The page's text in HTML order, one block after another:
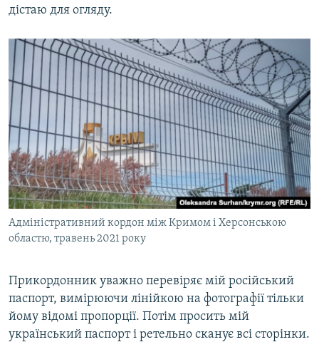
дістаю для огляду.
Адміністративний кордон між Кримом і Херсонською
областю, травень 2021 року
Прикордонник уважно перевіряє мій російський
паспорт, вимірюючи лінійкою на фотографії тільки
йому відомі пропорції. Потім просить мій
український паспорт і ретельно сканує всі сторінки.